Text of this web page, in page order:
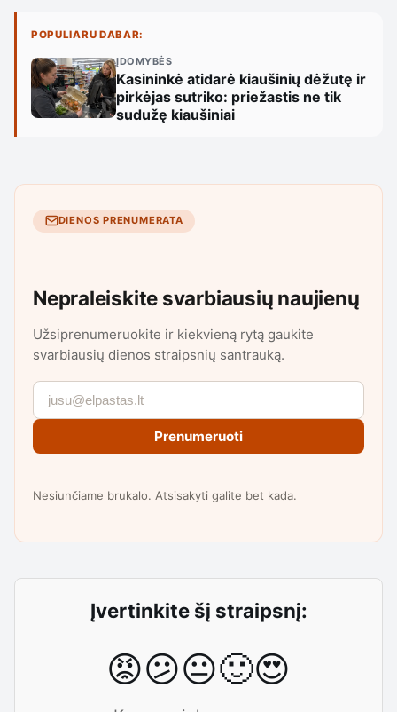
POPULIARU DABAR:
ĮDOMYBĖS
Kasininkė atidarė kiaušinių dėžutę ir
pirkėjas sutriko: priežastis ne tik
sudužę kiaušiniai
DIENOS PRENUMERATA
Nepraleiskite svarbiausių naujienų
Užsiprenumeruokite ir kiekvieną rytą gaukite
svarbiausių dienos straipsnių santrauką.
Prenumeruoti
Nesiunčiame brukalo. Atsisakyti galite bet kada.
Įvertinkite šį straipsnį:
😡😕😐🙂😍